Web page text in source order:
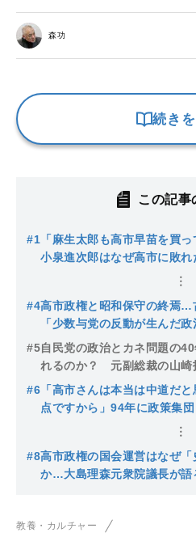
森功
続き
この記事
#1 「麻生太郎も高市早苗を買
小泉進次郎はなぜ高市に敗
が担う選挙戦略、自民党員
#4高市政権と昭和保守の終焉…
「少数与党の反動が生んだ政
#5自民党の政治とカネ問題の
れるのか？ 元副総裁の山崎
らない理由
#6 「高市さんは本当は中道だ
点ですから」94年に政策集
高市議員の当時の思惑と、
#8高市政権の国会運営はなぜ
か…大島理森元衆院議長が語
教養・カルチャー